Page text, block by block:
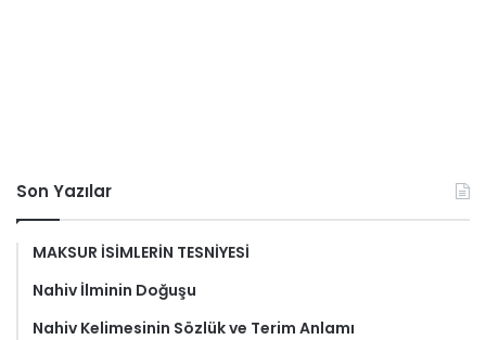
Son Yazılar
MAKSUR İSİMLERİN TESNİYESİ
Nahiv İlminin Doğuşu
Nahiv Kelimesinin Sözlük ve Terim Anlamı